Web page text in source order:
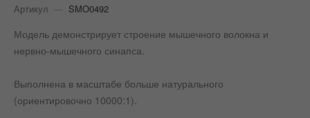
Артикул — SMO0492
Модель демонстрирует строение мышечного волокна и
нервно-мышечного синапса.
Выполнена в масштабе больше натурального
(ориентировочно 10000:1).